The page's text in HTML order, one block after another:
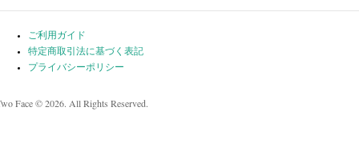
ご利用ガイド
特定商取引法に基づく表記
プライバシーポリシー
Face © 2026. All Rights Reserved.